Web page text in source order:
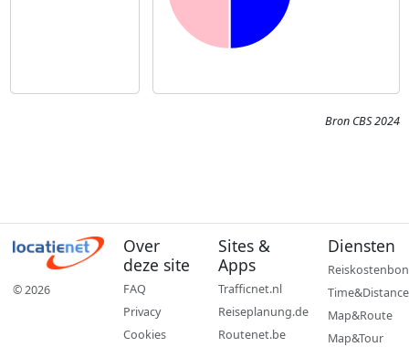
Bron CBS 2024
© 2026
Over
deze site
FAQ
Privacy
Cookies
Sites &
Apps
Trafficnet.nl
Reiseplanung.de
Routenet.be
Diensten
Reiskostenbon
Time&Distance
Map&Route
Map&Tour